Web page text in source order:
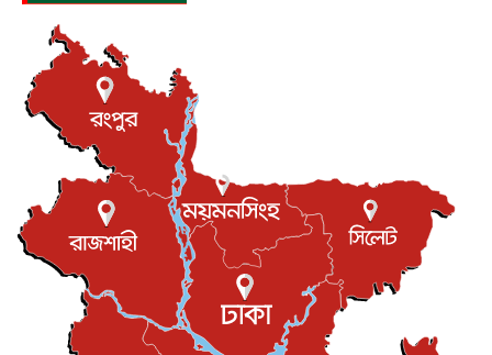
টি-টোয়েন্টি ইতিহাসের সর্বোচ্চ রানের মালিক এখন জস বাটলার
বস্তিতে কেটেছে শৈশব, আজ মুম্বাইয়ে দুই বাড়ির মালিক
বিনোদন ৬ আগস্ট, ২০২৬
যুক্তরাজ্যে বসবাসরত জাতীয়তাবাদী কুলাউড়াবাসীর মত বিনিময়
সভা...
ইউকে কমিউনিটি ৫ আগস্ট, ২০২৬
প্রধানমন্ত্রীকে সৌদি আরব সফরের আমন্ত্রণ
জাতীয় ৫ আগস্ট, ২০২৬